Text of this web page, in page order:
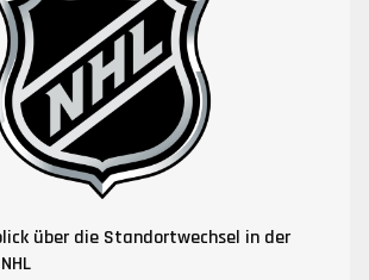
über die Standortwechsel in der